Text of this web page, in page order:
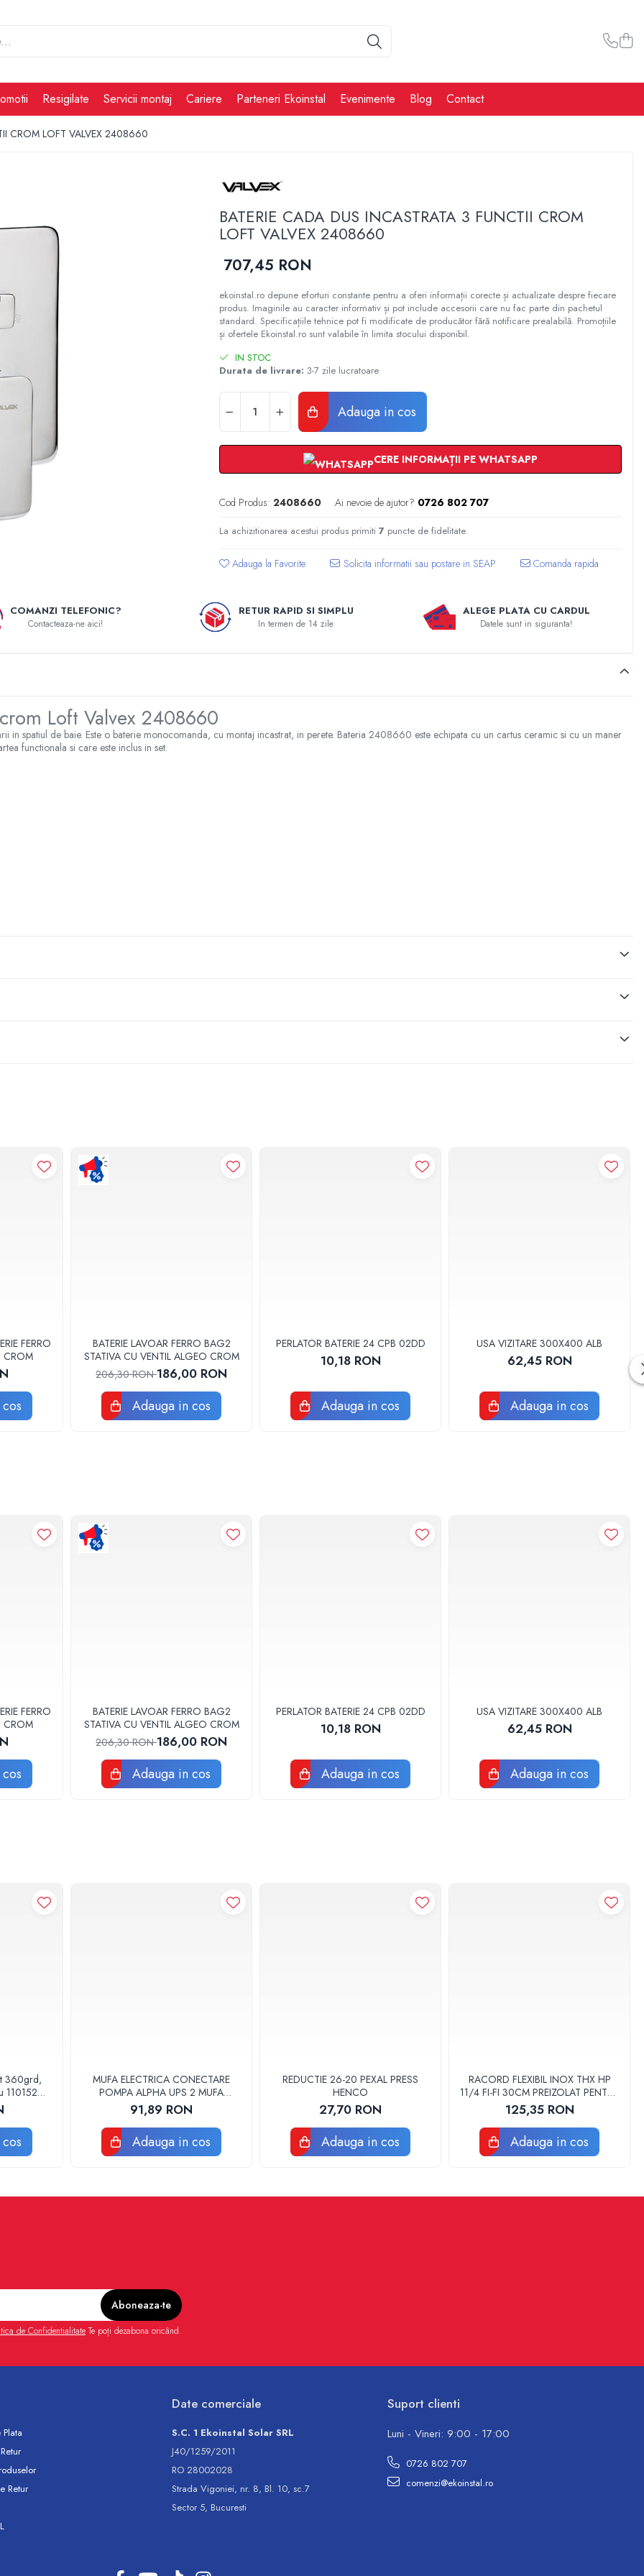
Resigilate Servicii montaj Cariere Parteneri Ekoinstal Evenimente Blog Contact
CROM LOFT VALVEX 2408660
BATERIE CADA DUS INCASTRATA 3 FUNCTII CROM
LOFT VALVEX 2408660
707,45 RON
ekoinstal.ro depune eforturi constante pentru a oferi informații corecte și actualizate despre fiecare
produs. Imaginile au caracter informativ și pot include accesorii care nu fac parte din pachetul
standard. Specificațiile tehnice pot fi modificate de producător fără notificare prealabilă. Promoțiile
și ofertele Ekoinstal.ro sunt valabile în limita stocului disponibil.
IN STOC
Durata de livrare: 3-7 zile lucratoare
Adauga in cos
CERE INFORMAȚII PE WHATSAPP
Cod Produs: 2408660 Ai nevoie de ajutor? 0726 802 707
La achizitionarea acestui produs primiti 7puncte de fidelitate
Adauga la Favorite Comanda rapida
COMANZI TELEFONIC?
Contacteaza-ne aici!
RETUR RAPID SI SIMPLU
In termen de 14 zile
ALEGE PLATA CU CARDUL
Datele sunt in siguranta!
Loft Valvex 2408660
spatiul de baie. Este o baterie monocomanda, cu montaj incastrat, in perete. Bateria 2408660 este echipata cu un cartus ceramic si cu un maner
functionala si care este inclus in set.
FERRO
CROM
BATERIE LAVOAR FERRO BAG2
STATIVA CU VENTIL ALGEO CROM
206,30 RON186,00 RON
Adauga in cos
PERLATOR BATERIE 24 CPB 02DD
10,18 RON
Adauga in cos
USA VIZITARE 300X400 ALB
62,45 RON
Adauga in cos
FERRO
CROM
BATERIE LAVOAR FERRO BAG2
STATIVA CU VENTIL ALGEO CROM
206,30 RON186,00 RON
Adauga in cos
PERLATOR BATERIE 24 CPB 02DD
10,18 RON
Adauga in cos
USA VIZITARE 300X400 ALB
62,45 RON
Adauga in cos
360grd,
110152
MUFA ELECTRICA CONECTARE
POMPA ALPHA UPS 2 MUFA
ELECTRICA GRUNDFOS
91,89 RON
Adauga in cos
REDUCTIE 26-20 PEXAL PRESS
HENCO
27,70 RON
Adauga in cos
RACORD FLEXIBIL INOX THX HP
11/4 FI-FI 30CM PREIZOLAT PENTRU
POMPA DE CALDURA - THX
125,35 RON
Adauga in cos
de Confidentialitate Te poți dezabona oricând.
Retur
Date comerciale
S.C. 1 Ekoinstal Solar SRL
J40/1259/2011
RO 28002028
Strada Vigoniei, nr. 8, Bl. 10, sc.7
Sector 5, Bucuresti
Suport clienti
Luni - Vineri: 9:00 - 17:00
0726 802 707
comenzi@ekoinstal.ro